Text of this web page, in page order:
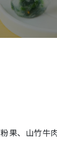
果、山竹牛